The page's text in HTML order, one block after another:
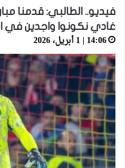
فيديو.. الطالبي: قدمنا
غادي نكونوا واجدين في
14:06 | 1 أبريل، 2026